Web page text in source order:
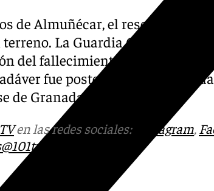
de Almuñécar, el rescate fue
terreno. La Guardia Civil activó el
del fallecimiento del conductor,
fue posteriormente
de Granada.
en las redes sociales: Instagram,